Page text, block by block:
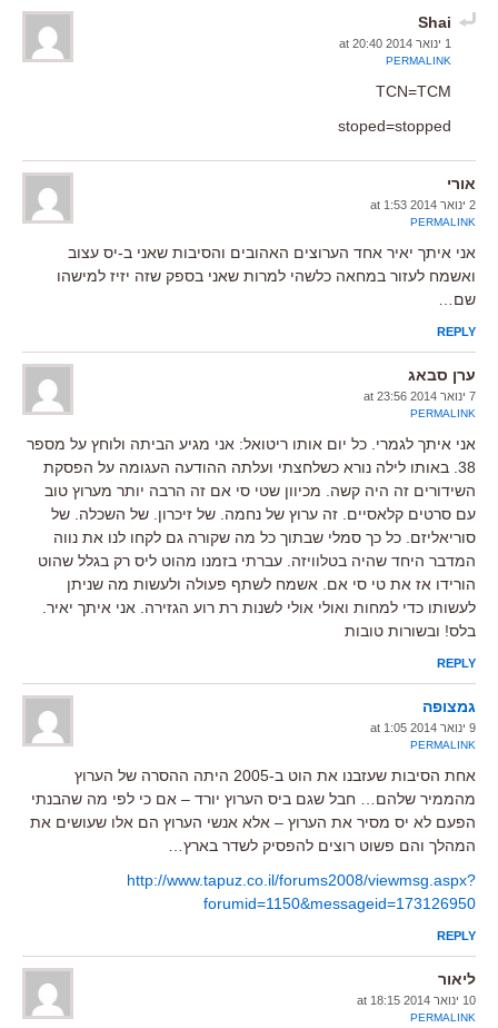
Shai
1 ינואר 2014 at 20:40
PERMALINK
TCN=TCM
stoped=stopped
אורי
2 ינואר 2014 at 1:53
PERMALINK
אני איתך יאיר אחד הערוצים האהובים והסיבות שאני ב-יס עצוב
ואשמח לעזור במחאה כלשהי למרות שאני בספק שזה יזיז למישהו
שם…
REPLY
ערן סבאג
7 ינואר 2014 at 23:56
PERMALINK
אני איתך לגמרי. כל יום אותו ריטואל: אני מגיע הביתה ולוחץ על מספר
38. באותו לילה נורא כשלחצתי ועלתה ההודעה העגומה על הפסקת
השידורים זה היה קשה. מכיוון שטי סי אם זה הרבה יותר מערוץ טוב
עם סרטים קלאסיים. זה ערוץ של נחמה. של זיכרון. של השכלה. של
סוריאליזם. כל כך סמלי שבתוך כל מה שקורה גם לקחו לנו את נווה
המדבר היחד שהיה בטלוויזה. עברתי בזמנו מהוט ליס רק בגלל שהוט
הורידו אז את טי סי אם. אשמח לשתף פעולה ולעשות מה שניתן
לעשותו כדי למחות ואולי אולי לשנות רת רוע הגזירה. אני איתך יאיר.
בלס! ובשורות טובות
REPLY
גמצופה
9 ינואר 2014 at 1:05
PERMALINK
אחת הסיבות שעזבנו את הוט ב-2005 היתה ההסרה של הערוץ
מהממיר שלהם… חבל שגם ביס הערוץ יורד – אם כי לפי מה שהבנתי
הפעם לא יס מסיר את הערוץ – אלא אנשי הערוץ הם אלו שעושים את
המהלך והם פשוט רוצים להפסיק לשדר בארץ…
http://www.tapuz.co.il/forums2008/viewmsg.aspx?
forumid=1150&messageid=173126950
REPLY
ליאור
10 ינואר 2014 at 18:15
PERMALINK